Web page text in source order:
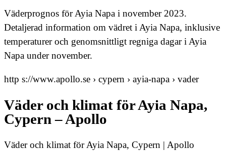
Väderprognos för Ayia Napa i november 2023.
Detaljerad information om vädret i Ayia Napa, inklusive
temperaturer och genomsnittligt regniga dagar i Ayia
Napa under november.
http s://www.apollo.se › cypern › ayia-napa › vader
Väder och klimat för Ayia Napa,
Cypern – Apollo
Väder och klimat för Ayia Napa, Cypern | Apollo